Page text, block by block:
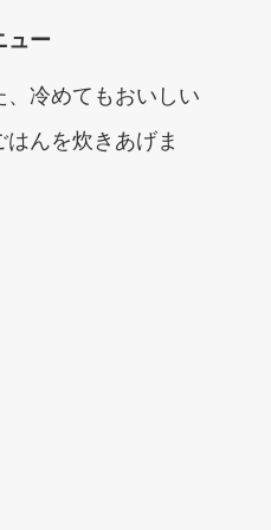
ュー
、冷めてもおいしい
んを炊きあげま